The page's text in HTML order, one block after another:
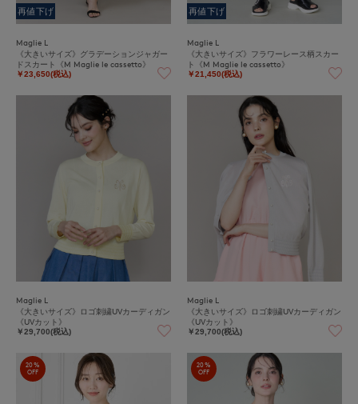
再値下げ
Maglie L
《大きいサイズ》グラデーションジャガー
ドスカート《M Maglie le cassetto》
￥23,650(税込)
再値下げ
Maglie L
《大きいサイズ》フラワーレース柄スカー
ト《M Maglie le cassetto》
￥21,450(税込)
Maglie L
《大きいサイズ》ロゴ刺繍UVカーディガン
《UVカット》
￥29,700(税込)
Maglie L
《大きいサイズ》ロゴ刺繍UVカーディガン
《UVカット》
￥29,700(税込)
20%
OFF
20%
OFF